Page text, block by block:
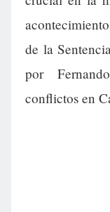
de la
por
conflictos en